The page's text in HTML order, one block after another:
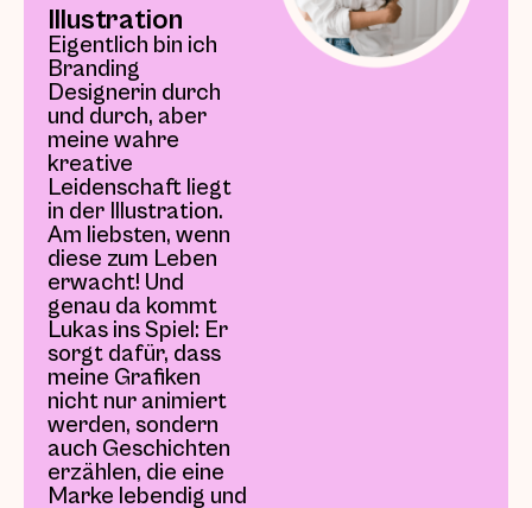
Illustration
Eigentlich bin ich
Branding
Designerin durch
und durch, aber
meine wahre
kreative
Leidenschaft liegt
in der Illustration.
Am liebsten, wenn
diese zum Leben
erwacht! Und
genau da kommt
Lukas ins Spiel: Er
sorgt dafür, dass
meine Grafiken
nicht nur animiert
werden, sondern
auch Geschichten
erzählen, die eine
Marke lebendig und